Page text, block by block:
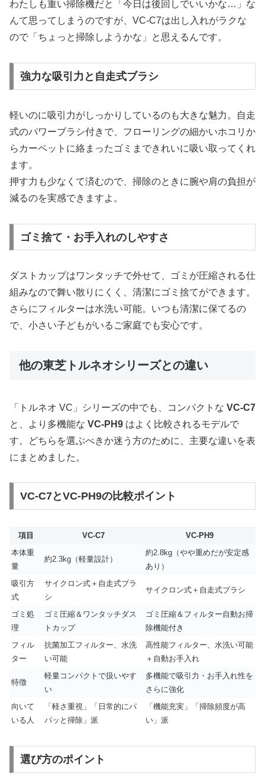
わたしも重い掃除機だと「今日は後回しでいいかな…」な
んて思ってしまうのですが、VC-C7は出し入れがラクな
ので「ちょっと掃除しようかな」と思えるんです。
強力な吸引力と自走式ブラシ
軽いのに吸引力がしっかりしているのも大きな魅力。自走
式のパワーブラシ付きで、フローリングの細かいホコリか
らカーペットに絡まったゴミまできれいに吸い取ってくれ
ます。
押す力も少なくて済むので、掃除のときに腕や肩の負担が
減るのを実感できますよ。
ゴミ捨て・お手入れのしやすさ
ダストカップはワンタッチで外せて、ゴミが圧縮される仕
組みなので舞い散りにくく、清潔にゴミ捨てができます。
さらにフィルターは水洗い可能。いつも清潔に保てるの
で、小さい子どもがいるご家庭でも安心です。
他の東芝トルネオシリーズとの違い
「トルネオ VC」シリーズの中でも、コンパクトな VC-C7
と、より多機能な VC-PH9 はよく比較されるモデルで
す。どちらを選ぶべきか迷う方のために、主要な違いを表
にまとめました。
VC-C7とVC-PH9の比較ポイント
項目 VC-C7
VC-PH9
本体重
量
約2.3kg（軽量設計）
約2.8kg（やや重めだが安定感
あり）
吸引方
式
サイクロン式＋自走式ブラ
シ
サイクロン式＋自走式ブラシ
ゴミ処
理
ゴミ圧縮＆ワンタッチダス
トカップ
ゴミ圧縮＆フィルター自動お掃
除機能付き
フィル
ター
抗菌加工フィルター、水洗
い可能
高性能フィルター、水洗い可能
＋自動お手入れ
特徴
軽量コンパクトで扱いやす
い
多機能で吸引力・お手入れ性を
さらに強化
向いて
いる人
「軽さ重視」「日常的にパ
パッと掃除」派
「機能充実」「掃除頻度が高
い」派
選び方のポイント